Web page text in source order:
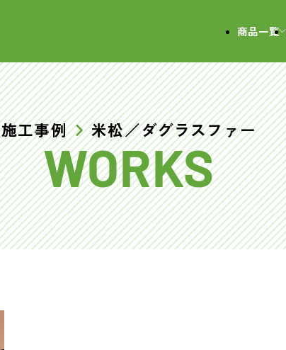
商品一覧
施工事例 米松／ダグラスファー